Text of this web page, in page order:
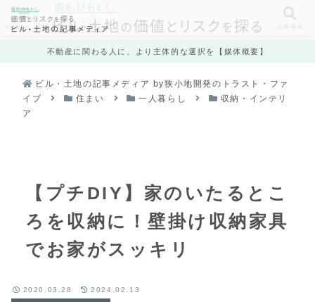
不動産に関わる人に、より主体的な選択を【媒体概要】
ビル・土地の記事メディア by狭小地開発のトラスト・ファ
イブ
住まい 一人暮らし
収納・インテリ
ア
【プチDIY】家のいたるとこ
ろを収納に！壁掛け収納家具
でお家がスッキリ
2020.03.28 2024.02.13
カテゴリ一覧